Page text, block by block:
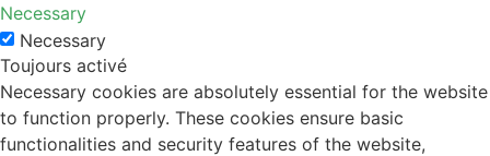
Necessary
Necessary
Toujours activé
Necessary cookies are absolutely essential for the website
to function properly. These cookies ensure basic
functionalities and security features of the website,